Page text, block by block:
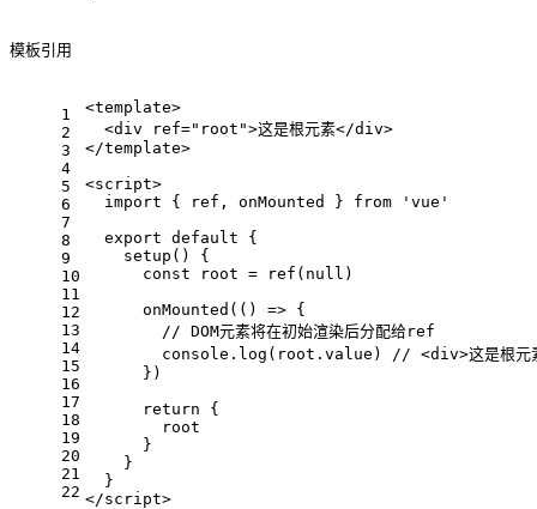
模板引用
1
2
3
4
5
6
7
8
9
10
11
12
13
14
15
16
17
18
19
20
21
22
<template>
<div ref="root">这是根元素</div>
</template>
<script>
import { ref, onMounted } from
'vue'
export default {
setup ( ) {
const root = ref ( null )
onMounted ( () => {
// DOM元素将在初始渲染后分配给ref
console . log (root. value )
// <div>这是根
      })
return {
        root
      }
    }
  }
</script>